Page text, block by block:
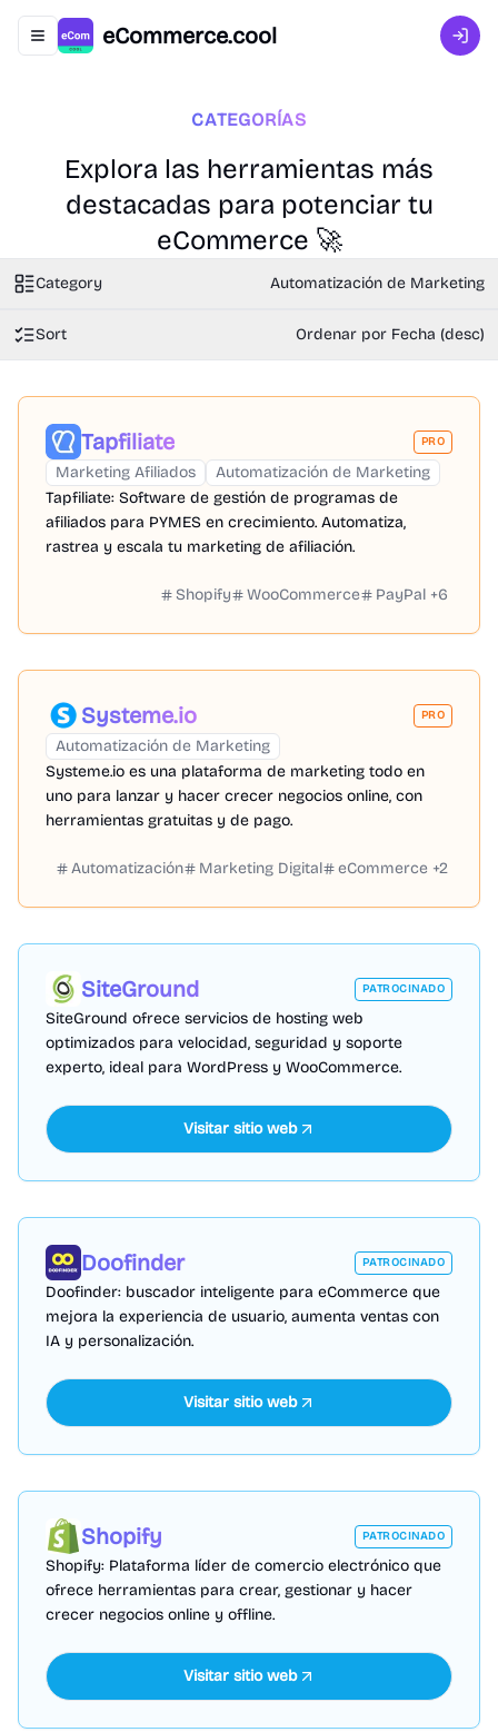
Abrir menú de navegación
eCommerce.cool
CATEGORÍAS
Explora las herramientas más
destacadas para potenciar tu
eCommerce 🚀
Category Automatización de Marketing
Sort Ordenar por Fecha (desc)
Tapfiliate PRO
Marketing Afiliados
Automatización de Marketing
Tapfiliate: Software de gestión de programas de
afiliados para PYMES en crecimiento. Automatiza,
rastrea y escala tu marketing de afiliación.
Shopify WooCommerce PayPal +6
Systeme.io PRO
Automatización de Marketing
Systeme.io es una plataforma de marketing todo en
uno para lanzar y hacer crecer negocios online, con
herramientas gratuitas y de pago.
Automatización Marketing Digital eCommerce +2
SiteGround PATROCINADO
SiteGround ofrece servicios de hosting web
optimizados para velocidad, seguridad y soporte
experto, ideal para WordPress y WooCommerce.
Visitar sitio web
Doofinder PATROCINADO
Doofinder: buscador inteligente para eCommerce que
mejora la experiencia de usuario, aumenta ventas con
IA y personalización.
Visitar sitio web
Shopify PATROCINADO
Shopify: Plataforma líder de comercio electrónico que
ofrece herramientas para crear, gestionar y hacer
crecer negocios online y offline.
Visitar sitio web